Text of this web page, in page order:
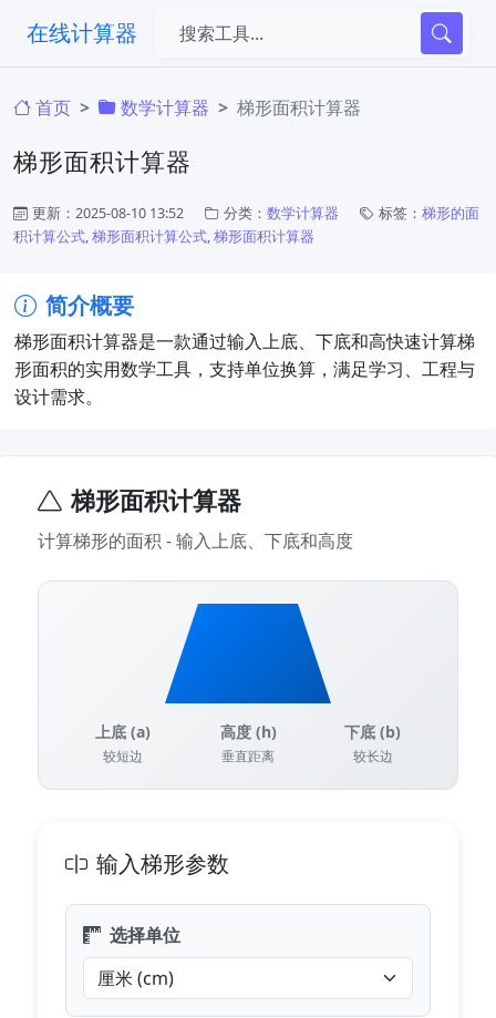
在线计算器
首页 ​数学计算器 梯形面积计算器
梯形面积计算器
更新：2025-08-10 13:52 分类： ​数学计算器 标签： 梯形的面
积计算公式,梯形面积计算公式,梯形面积计算器
简介概要
​梯形面积计算器是一款通过输入上底、下底和高快速计算梯
形面积的实用数学工具，支持单位换算，满足学习、工程与
设计需求。​​
梯形面积计算器
计算梯形的面积 - 输入上底、下底和高度
上底 (a)
较短边
高度 (h)
垂直距离
下底 (b)
较长边
输入梯形参数
选择单位